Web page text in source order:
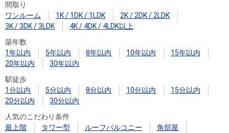
間取り
ワンルーム
1K / 1DK / 1LDK
2K / 2DK / 2LDK
3K / 3DK / 3LDK
4K / 4DK / 4LDK以上
築年数
1年以内
5年以内 8年以内 10年以内
15年以内
20年以内
30年以内
駅徒歩
1分以内
5分以内 8分以内 10分以内
15分以内
20分以内
30分以内
人気のこだわり条件
最上階
タワー型 ルーフバルコニー
角部屋